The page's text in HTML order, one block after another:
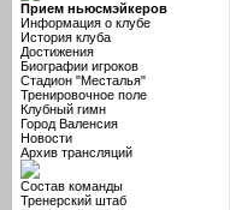
Прием ньюсмэйкеров
Информация о клубе
История клуба
Достижения
Биографии игроков
Стадион "Месталья"
Тренировочное поле
Клубный гимн
Город Валенсия
Новости
Архив трансляций
Состав команды
Тренерский штаб